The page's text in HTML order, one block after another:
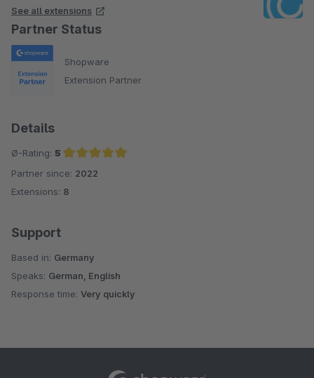
See all extensions
Partner Status
Shopware
Extension Partner
Details
Ø-Rating: 5
Average rating of 5 out of 5 stars
Partner since: 2022
Extensions: 8
Support
Based in: Germany
Speaks: German, English
Response time: Very quickly